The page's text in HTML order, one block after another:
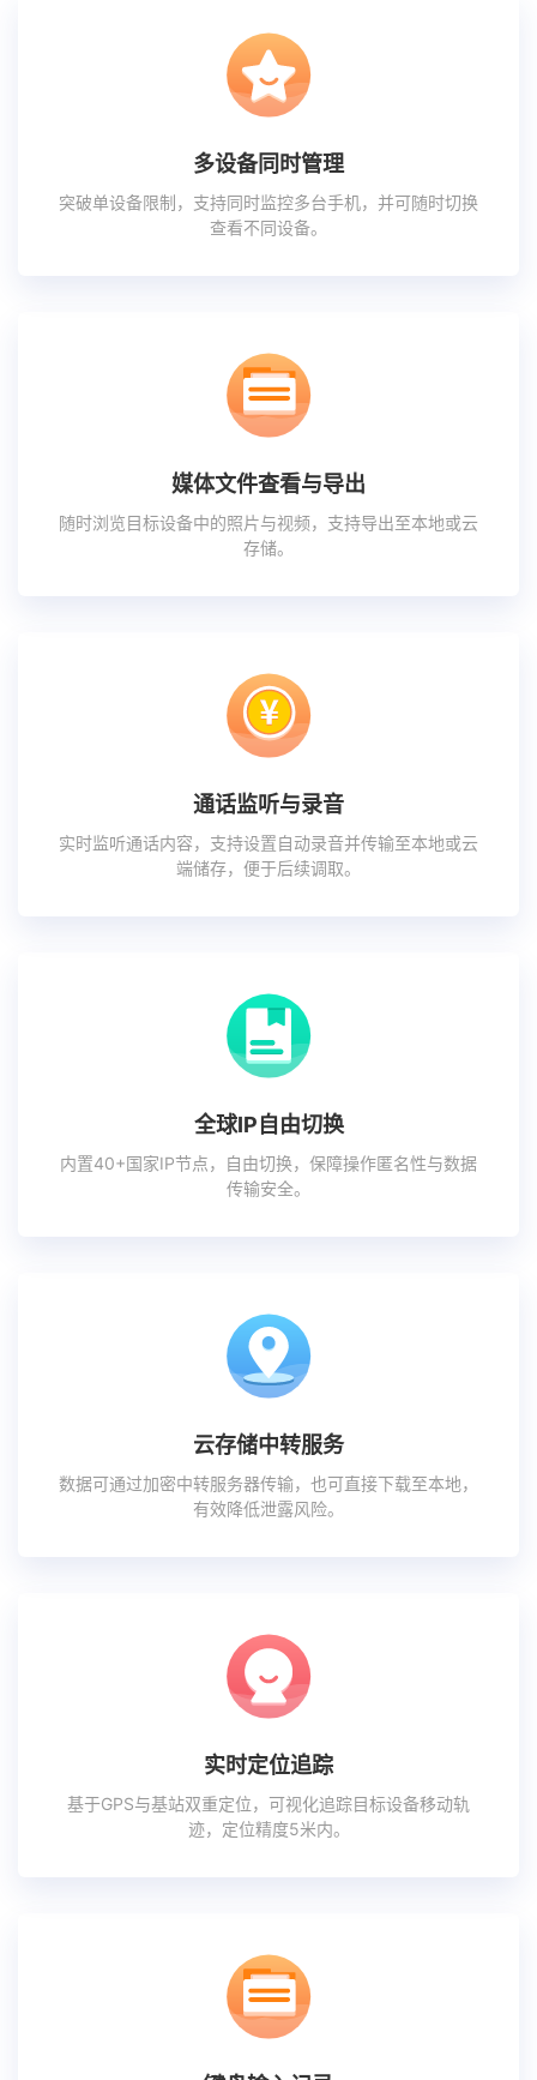
多设备同时管理
突破单设备限制，支持同时监控多台手机，并可随时切换
查看不同设备。
媒体文件查看与导出
随时浏览目标设备中的照片与视频，支持导出至本地或云
存储。
通话监听与录音
实时监听通话内容，支持设置自动录音并传输至本地或云
端储存，便于后续调取。
全球IP自由切换
内置40+国家IP节点，自由切换，保障操作匿名性与数据
传输安全。
云存储中转服务
数据可通过加密中转服务器传输，也可直接下载至本地，
有效降低泄露风险。
实时定位追踪
基于GPS与基站双重定位，可视化追踪目标设备移动轨
迹，定位精度5米内。